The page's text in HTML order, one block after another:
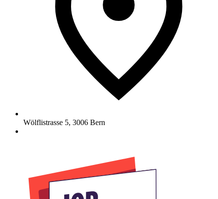
Wölflistrasse 5, 3006 Bern